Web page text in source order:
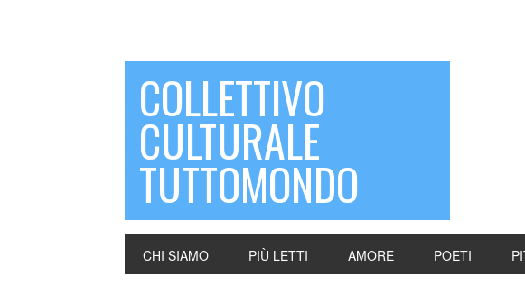
COLLETTIVO
CULTURALE
TUTTOMONDO
CHI SIAMO PIÙ LETTI AMORE POETI